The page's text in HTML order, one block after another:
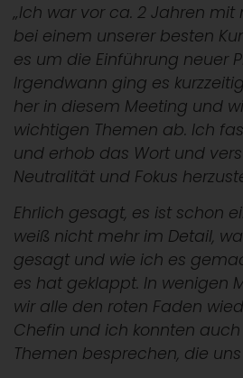
„Ich war vor ca. 2 Jahren mit
bei einem unserer besten
es um die Einführung neuer
Irgendwann ging es
her in diesem Meeting und
wichtigen Themen ab. Ich
und erhob das Wort und
Neutralität und Fokus
Ehrlich gesagt, es ist schon
weiß nicht mehr im Detail,
gesagt und wie ich es
es hat geklappt. In wenigen
wir alle den roten Faden
Chefin und ich konnten
Themen besprechen, die